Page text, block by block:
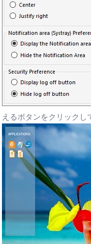
えるボタンをクリック